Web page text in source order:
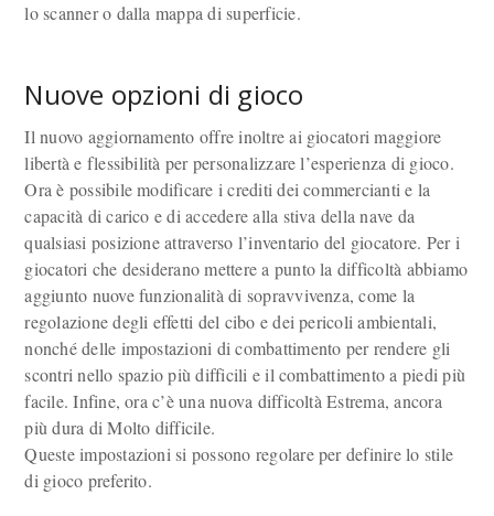
lo scanner o dalla mappa di superficie.
Nuove opzioni di gioco
Il nuovo aggiornamento offre inoltre ai giocatori maggiore
libertà e flessibilità per personalizzare l’esperienza di gioco.
Ora è possibile modificare i crediti dei commercianti e la
capacità di carico e di accedere alla stiva della nave da
qualsiasi posizione attraverso l’inventario del giocatore. Per i
giocatori che desiderano mettere a punto la difficoltà abbiamo
aggiunto nuove funzionalità di sopravvivenza, come la
regolazione degli effetti del cibo e dei pericoli ambientali,
nonché delle impostazioni di combattimento per rendere gli
scontri nello spazio più difficili e il combattimento a piedi più
facile. Infine, ora c’è una nuova difficoltà Estrema, ancora
più dura di Molto difficile.
Queste impostazioni si possono regolare per definire lo stile
di gioco preferito.